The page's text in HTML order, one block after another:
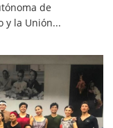
de
y la Unión...